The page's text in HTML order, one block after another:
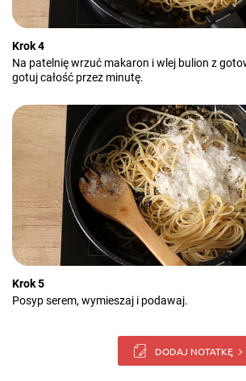
Krok 4
Na patelnię wrzuć makaron i wlej bulion z
gotuj całość przez minutę.
Krok 5
Posyp serem, wymieszaj i podawaj.
DODAJ NOTATKĘ